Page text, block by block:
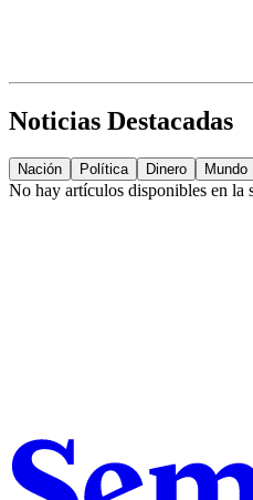
Noticias Destacadas
Nación Política Dinero Mundo
No hay artículos disponibles en la